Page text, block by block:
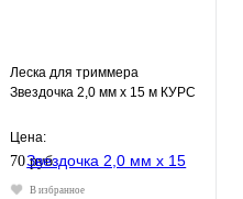
Леска для триммера
Звездочка 2,0 мм х 15 м КУРС
Цена:
70 руб.
В избранное